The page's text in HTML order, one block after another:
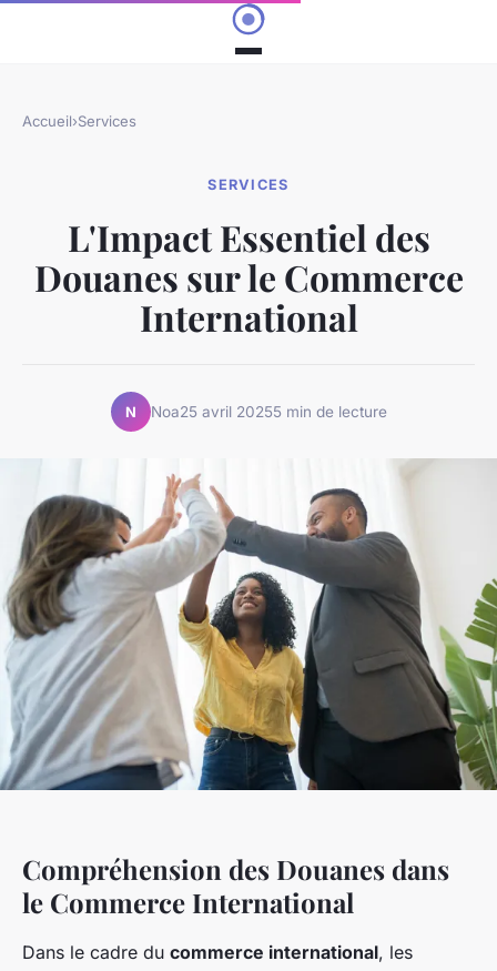
Accueil›Services
SERVICES
L'Impact Essentiel des
Douanes sur le Commerce
International
N Noa25 avril 20255 min de lecture
Compréhension des Douanes dans
le Commerce International
Dans le cadre du commerce international, les